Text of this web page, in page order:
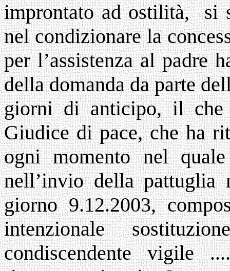
improntato ad ostilità, si
nel condizionare la
per l’assistenza al padre
della domanda da parte
giorni di anticipo, il
Giudice di pace, che ha
ogni momento nel
nell’invio della
giorno 9.12.2003,
intenzionale
condiscendente vigile